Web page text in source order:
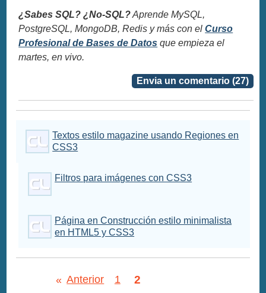
¿Sabes SQL? ¿No-SQL?Aprende MySQL,
PostgreSQL, MongoDB, Redis y más con elCurso
Profesional de Bases de Datos que empieza el
martes, en vivo.
Envia un comentario (27)
Textos estilo magazine usando Regiones en
CSS3
Filtros para imágenes con CSS3
Página en Construcción estilo minimalista
en HTML5 y CSS3
« Anterior 1 2